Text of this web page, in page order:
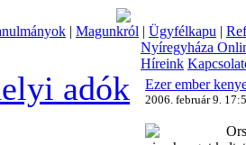
| Magunkról | Ügyfélkapu |
adók
Nyíregyháza
Híreink
Ezer ember
2006. február 9.